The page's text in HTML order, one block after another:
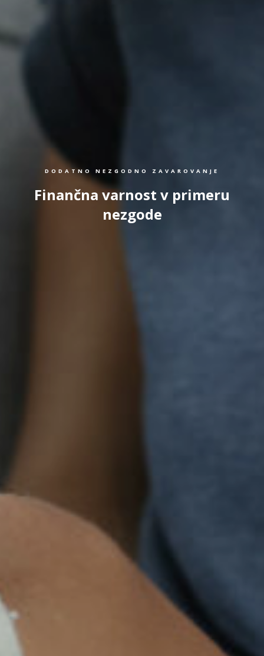
DODATNO NEZGODNO ZAVAROVANJE
Finančna varnost v primeru
nezgode